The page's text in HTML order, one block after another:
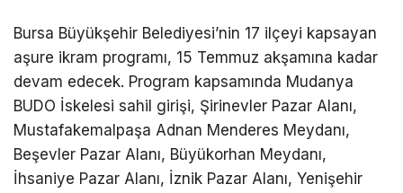
Bursa Büyükşehir Belediyesi’nin 17 ilçeyi kapsayan
aşure ikram programı, 15 Temmuz akşamına kadar
devam edecek. Program kapsamında Mudanya
BUDO İskelesi sahil girişi, Şirinevler Pazar Alanı,
Mustafakemalpaşa Adnan Menderes Meydanı,
Beşevler Pazar Alanı, Büyükorhan Meydanı,
İhsaniye Pazar Alanı, İznik Pazar Alanı, Yenişehir